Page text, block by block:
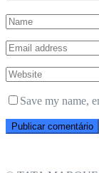
Save my name,